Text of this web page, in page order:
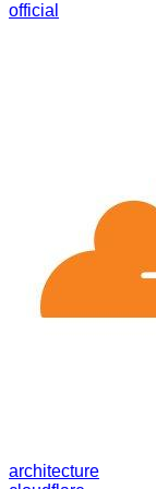
official
architecture